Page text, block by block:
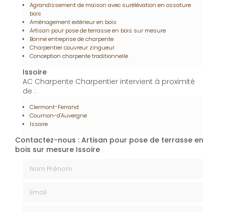
Agrandissement de maison avec surélévation en ossature
bois
Aménagement extérieur en bois
Artisan pour pose de terrasse en bois sur mesure
Bonne entreprise de charpente
Charpentier couvreur zingueur
Conception charpente traditionnelle
Issoire
AC Charpente Charpentier intervient à proximité
de :
Clermont-Ferrand
Cournon-d'Auvergne
Issoire
Contactez-nous : Artisan pour pose de terrasse en
bois sur mesure Issoire